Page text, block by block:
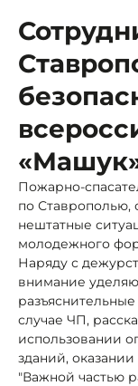
Пожарно-
по
нештатные
молодежного
Наряду с
внимание
случае ЧП,
использовании
зданий,
"Важной частью